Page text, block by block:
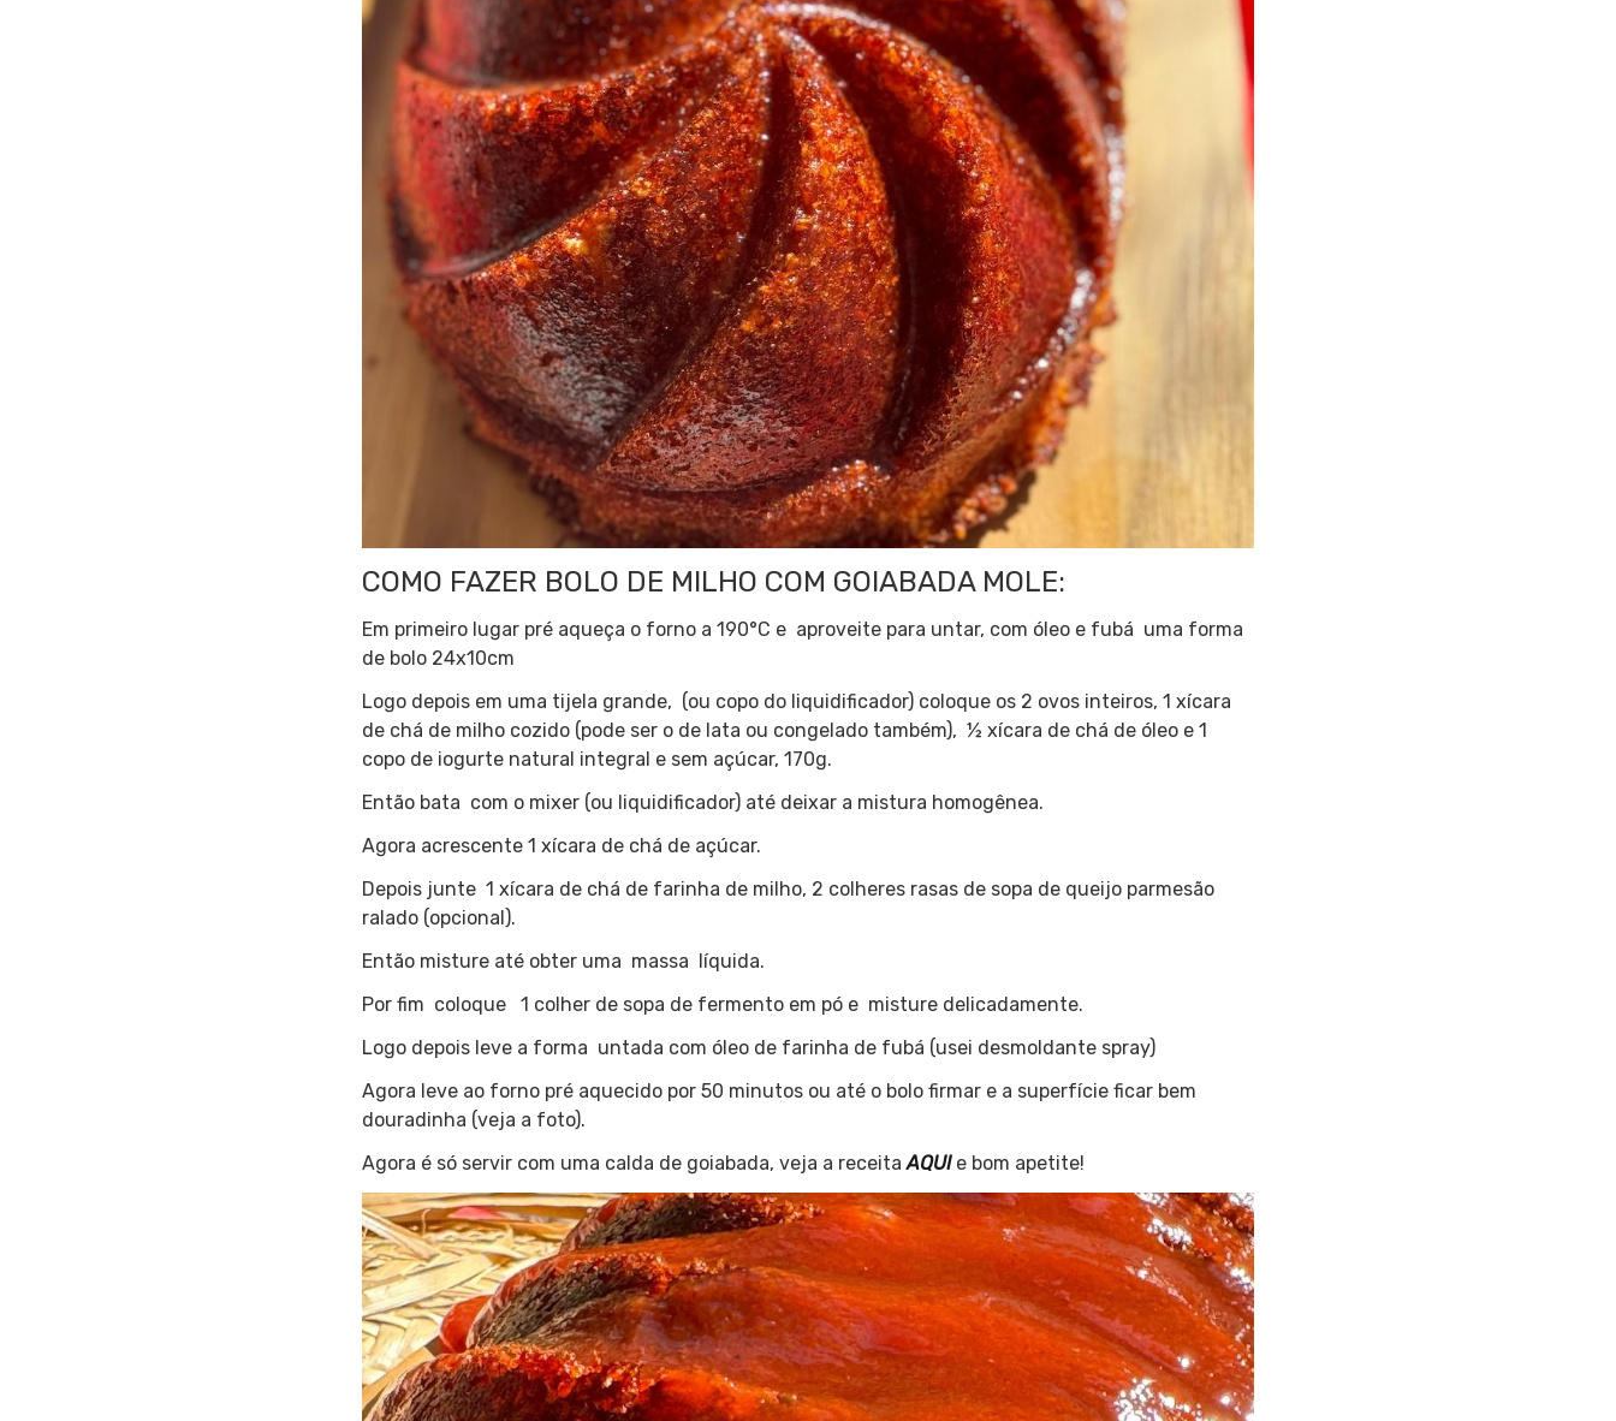
COMO FAZER BOLO DE MILHO COM GOIABADA MOLE:
Em primeiro lugar pré aqueça o forno a 190°C e aproveite para untar, com óleo e fubá uma forma
de bolo 24x10cm
Logo depois em uma tijela grande, (ou copo do liquidificador) coloque os 2 ovos inteiros, 1 xícara
de chá de milho cozido (pode ser o de lata ou congelado também), ½ xícara de chá de óleo e 1
copo de iogurte natural integral e sem açúcar, 170g.
Então bata com o mixer (ou liquidificador) até deixar a mistura homogênea.
Agora acrescente 1 xícara de chá de açúcar.
Depois junte 1 xícara de chá de farinha de milho, 2 colheres rasas de sopa de queijo parmesão
ralado (opcional).
Então misture até obter uma massa líquida.
Por fim coloque 1 colher de sopa de fermento em pó e misture delicadamente.
Logo depois leve a forma untada com óleo de farinha de fubá (usei desmoldante spray)
Agora leve ao forno pré aquecido por 50 minutos ou até o bolo firmar e a superfície ficar bem
douradinha (veja a foto).
Agora é só servir com uma calda de goiabada, veja a receitaAQUIe bom apetite!